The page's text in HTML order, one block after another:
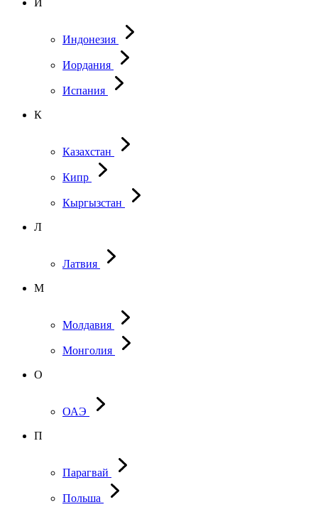
И
Индонезия
Иордания
Испания
К
Казахстан
Кипр
Кыргызстан
Л
Латвия
М
Молдавия
Монголия
О
ОАЭ
П
Парагвай
Польша